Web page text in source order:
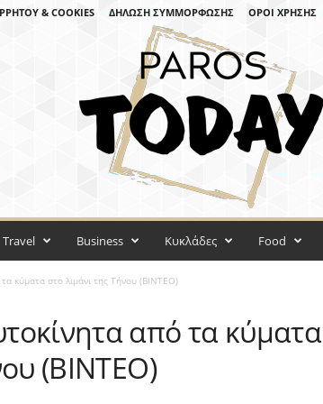
& COOKIES ΔΉΛΩΣΗ ΣΥΜΜΌΡΦΩΣΗΣ ΌΡΟΙ ΧΡΉΣΗΣ
Travel Business Κυκλάδες Food
κύματα στο λιμάνι της Τήνου (ΒΙΝΤΕΟ)
από τα κύματα
(ΒΙΝΤΕΟ)